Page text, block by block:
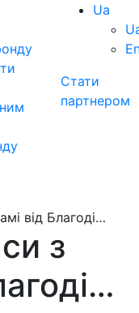
Ua
Стати
партнером
від Благоді…
з